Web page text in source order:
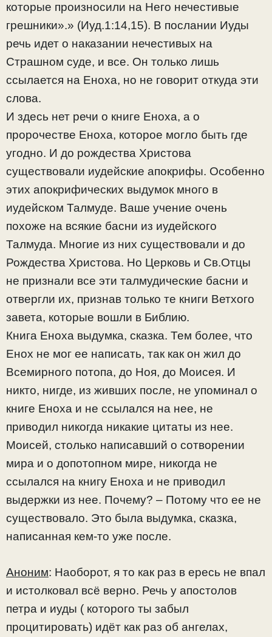
которые произносили на Него нечестивые
грешники».» (Иуд.1:14,15). В послании Иуды
речь идет о наказании нечестивых на
Страшном суде, и все. Он только лишь
ссылается на Еноха, но не говорит откуда эти
слова.
И здесь нет речи о книге Еноха, а о
пророчестве Еноха, которое могло быть где
угодно. И до рождества Христова
существовали иудейские апокрифы. Особенно
этих апокрифических выдумок много в
иудейском Талмуде. Ваше учение очень
похоже на всякие басни из иудейского
Талмуда. Многие из них существовали и до
Рождества Христова. Но Церковь и Св.Отцы
не признали все эти талмудические басни и
отвергли их, признав только те книги Ветхого
завета, которые вошли в Библию.
Книга Еноха выдумка, сказка. Тем более, что
Енох не мог ее написать, так как он жил до
Всемирного потопа, до Ноя, до Моисея. И
никто, нигде, из живших после, не упоминал о
книге Еноха и не ссылался на нее, не
приводил никогда никакие цитаты из нее.
Моисей, столько написавший о сотворении
мира и о допотопном мире, никогда не
ссылался на книгу Еноха и не приводил
выдержки из нее. Почему? – Потому что ее не
существовало. Это была выдумка, сказка,
написанная кем-то уже после.
Аноним: Наоборот, я то как раз в ересь не впал
и истолковал всё верно. Речь у апостолов
петра и иуды ( которого ты забыл
процитировать) идёт как раз об ангелах,